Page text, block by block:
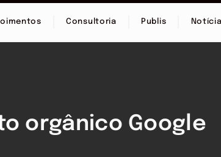
Consultoria Publis
orgânico Google